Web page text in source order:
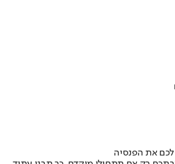
לכם את הפנסיה